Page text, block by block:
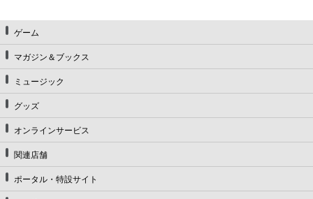
ゲーム
マガジン＆ブックス
ミュージック
グッズ
オンラインサービス
関連店舗
ポータル・特設サイト